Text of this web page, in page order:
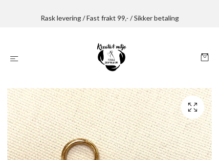
Rask levering / Fast frakt 99,- / Sikker betaling